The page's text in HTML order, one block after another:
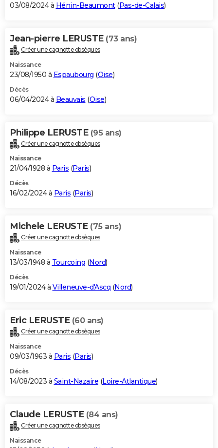
03/08/2024 à Hénin-Beaumont(Pas-de-Calais)
Jean-pierre LERUSTE (73 ans)
Créer une cagnotte obsèques
Naissance
23/08/1950 à Espaubourg (Oise)
Décès
06/04/2024 à Beauvais (Oise)
Philippe LERUSTE (95 ans)
Créer une cagnotte obsèques
Naissance
21/04/1928 à Paris (Paris)
Décès
16/02/2024 à Paris (Paris)
Michele LERUSTE (75 ans)
Créer une cagnotte obsèques
Naissance
13/03/1948 à Tourcoing (Nord)
Décès
19/01/2024 à Villeneuve-d'Ascq (Nord)
Eric LERUSTE (60 ans)
Créer une cagnotte obsèques
Naissance
09/03/1963 à Paris (Paris)
Décès
14/08/2023 à Saint-Nazaire (Loire-Atlantique)
Claude LERUSTE (84 ans)
Créer une cagnotte obsèques
Naissance